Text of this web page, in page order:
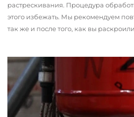
растрескивания. Процедура
этого избежать. Мы рекомендуем
так же и после того, как вы